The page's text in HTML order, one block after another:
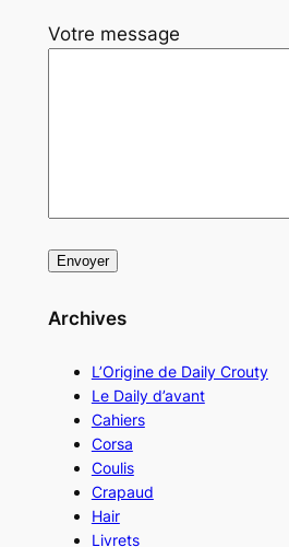
Votre message
Archives
L’Origine de Daily Crouty
Le Daily d’avant
Cahiers
Corsa
Coulis
Crapaud
Hair
Livrets